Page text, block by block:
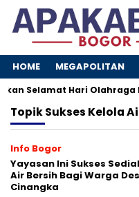
HOME MEGAPOLITAN
Selamat Hari Olahraga
TopikSukses Kelola
Info Bogor
Yayasan Ini Sukses
Air Bersih Bagi Warga
Cinangka